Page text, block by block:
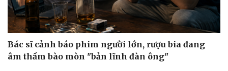
Bác sĩ cảnh báo phim người lớn, rượu bia đang
âm thầm bào mòn "bản lĩnh đàn ông"